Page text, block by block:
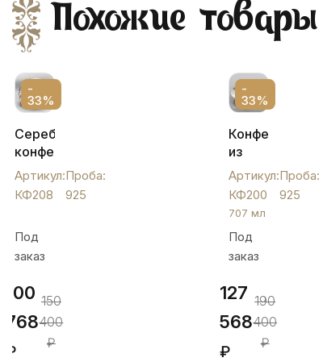
Похожие товары
-
33%
Серебряная
конфетница
Ромашка
с
ручкой,
Артикул:
КФ208
Проба:
925
Под
заказ
100
768
₽
150
400
₽
-
33%
Конфетница
из
серебра
на
ножках
"Глянец",
КФ200
Артикул:
КФ200
Проба:
925
707 мл
Под
заказ
127
568
₽
190
400
₽